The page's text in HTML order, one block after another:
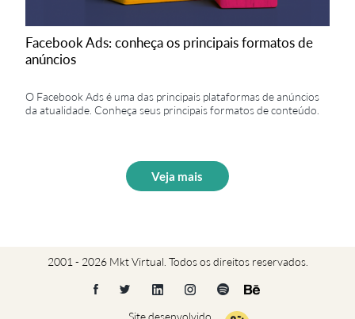
Facebook Ads: conheça os principais formatos de
anúncios
O Facebook Ads é uma das principais plataformas de anúncios
da atualidade. Conheça seus principais formatos de conteúdo.
Veja mais
2001 - 2026 Mkt Virtual. Todos os direitos reservados.
Site desenvolvido